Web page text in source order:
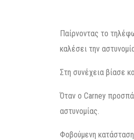
Παίρνοντας το
καλέσει την
Στη συνέχεια βίασε
Όταν ο Carney
αστυνομίας.
Φοβούμενη